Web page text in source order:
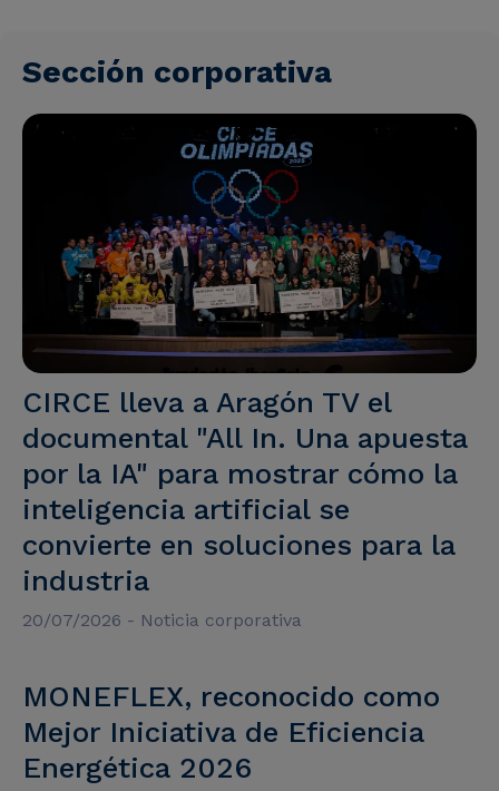
Sección corporativa
CIRCE lleva a Aragón TV el
documental "All In. Una apuesta
por la IA" para mostrar cómo la
inteligencia artificial se
convierte en soluciones para la
industria
20/07/2026 - Noticia corporativa
MONEFLEX, reconocido como
Mejor Iniciativa de Eficiencia
Energética 2026